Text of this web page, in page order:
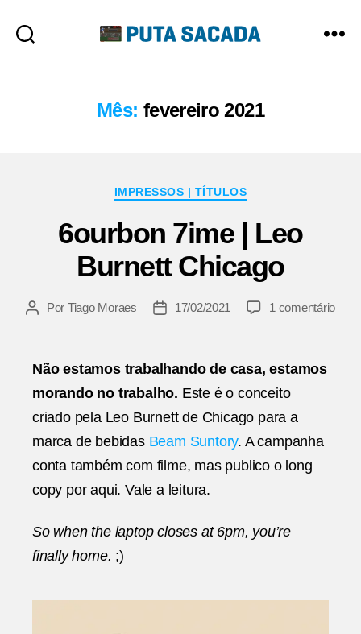
Mês: fevereiro 2021
Categorias
IMPRESSOS | TÍTULOS
6ourbon 7ime | Leo
Burnett Chicago
Autor
Por Tiago Moraes
Data17/02/2021 1 comentárioem
Não estamos trabalhando de casa, estamos
morando no trabalho. Este é o conceito
criado pela Leo Burnett de Chicago para a
marca de bebidas Beam Suntory. A campanha
conta também com filme, mas publico o long
copy por aqui. Vale a leitura.
So when the laptop closes at 6pm, you’re
finally home. ;)